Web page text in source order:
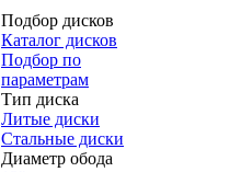
Подбор дисков
Каталог дисков
Подбор по
параметрам
Тип диска
Литые диски
Стальные диски
Диаметр обода